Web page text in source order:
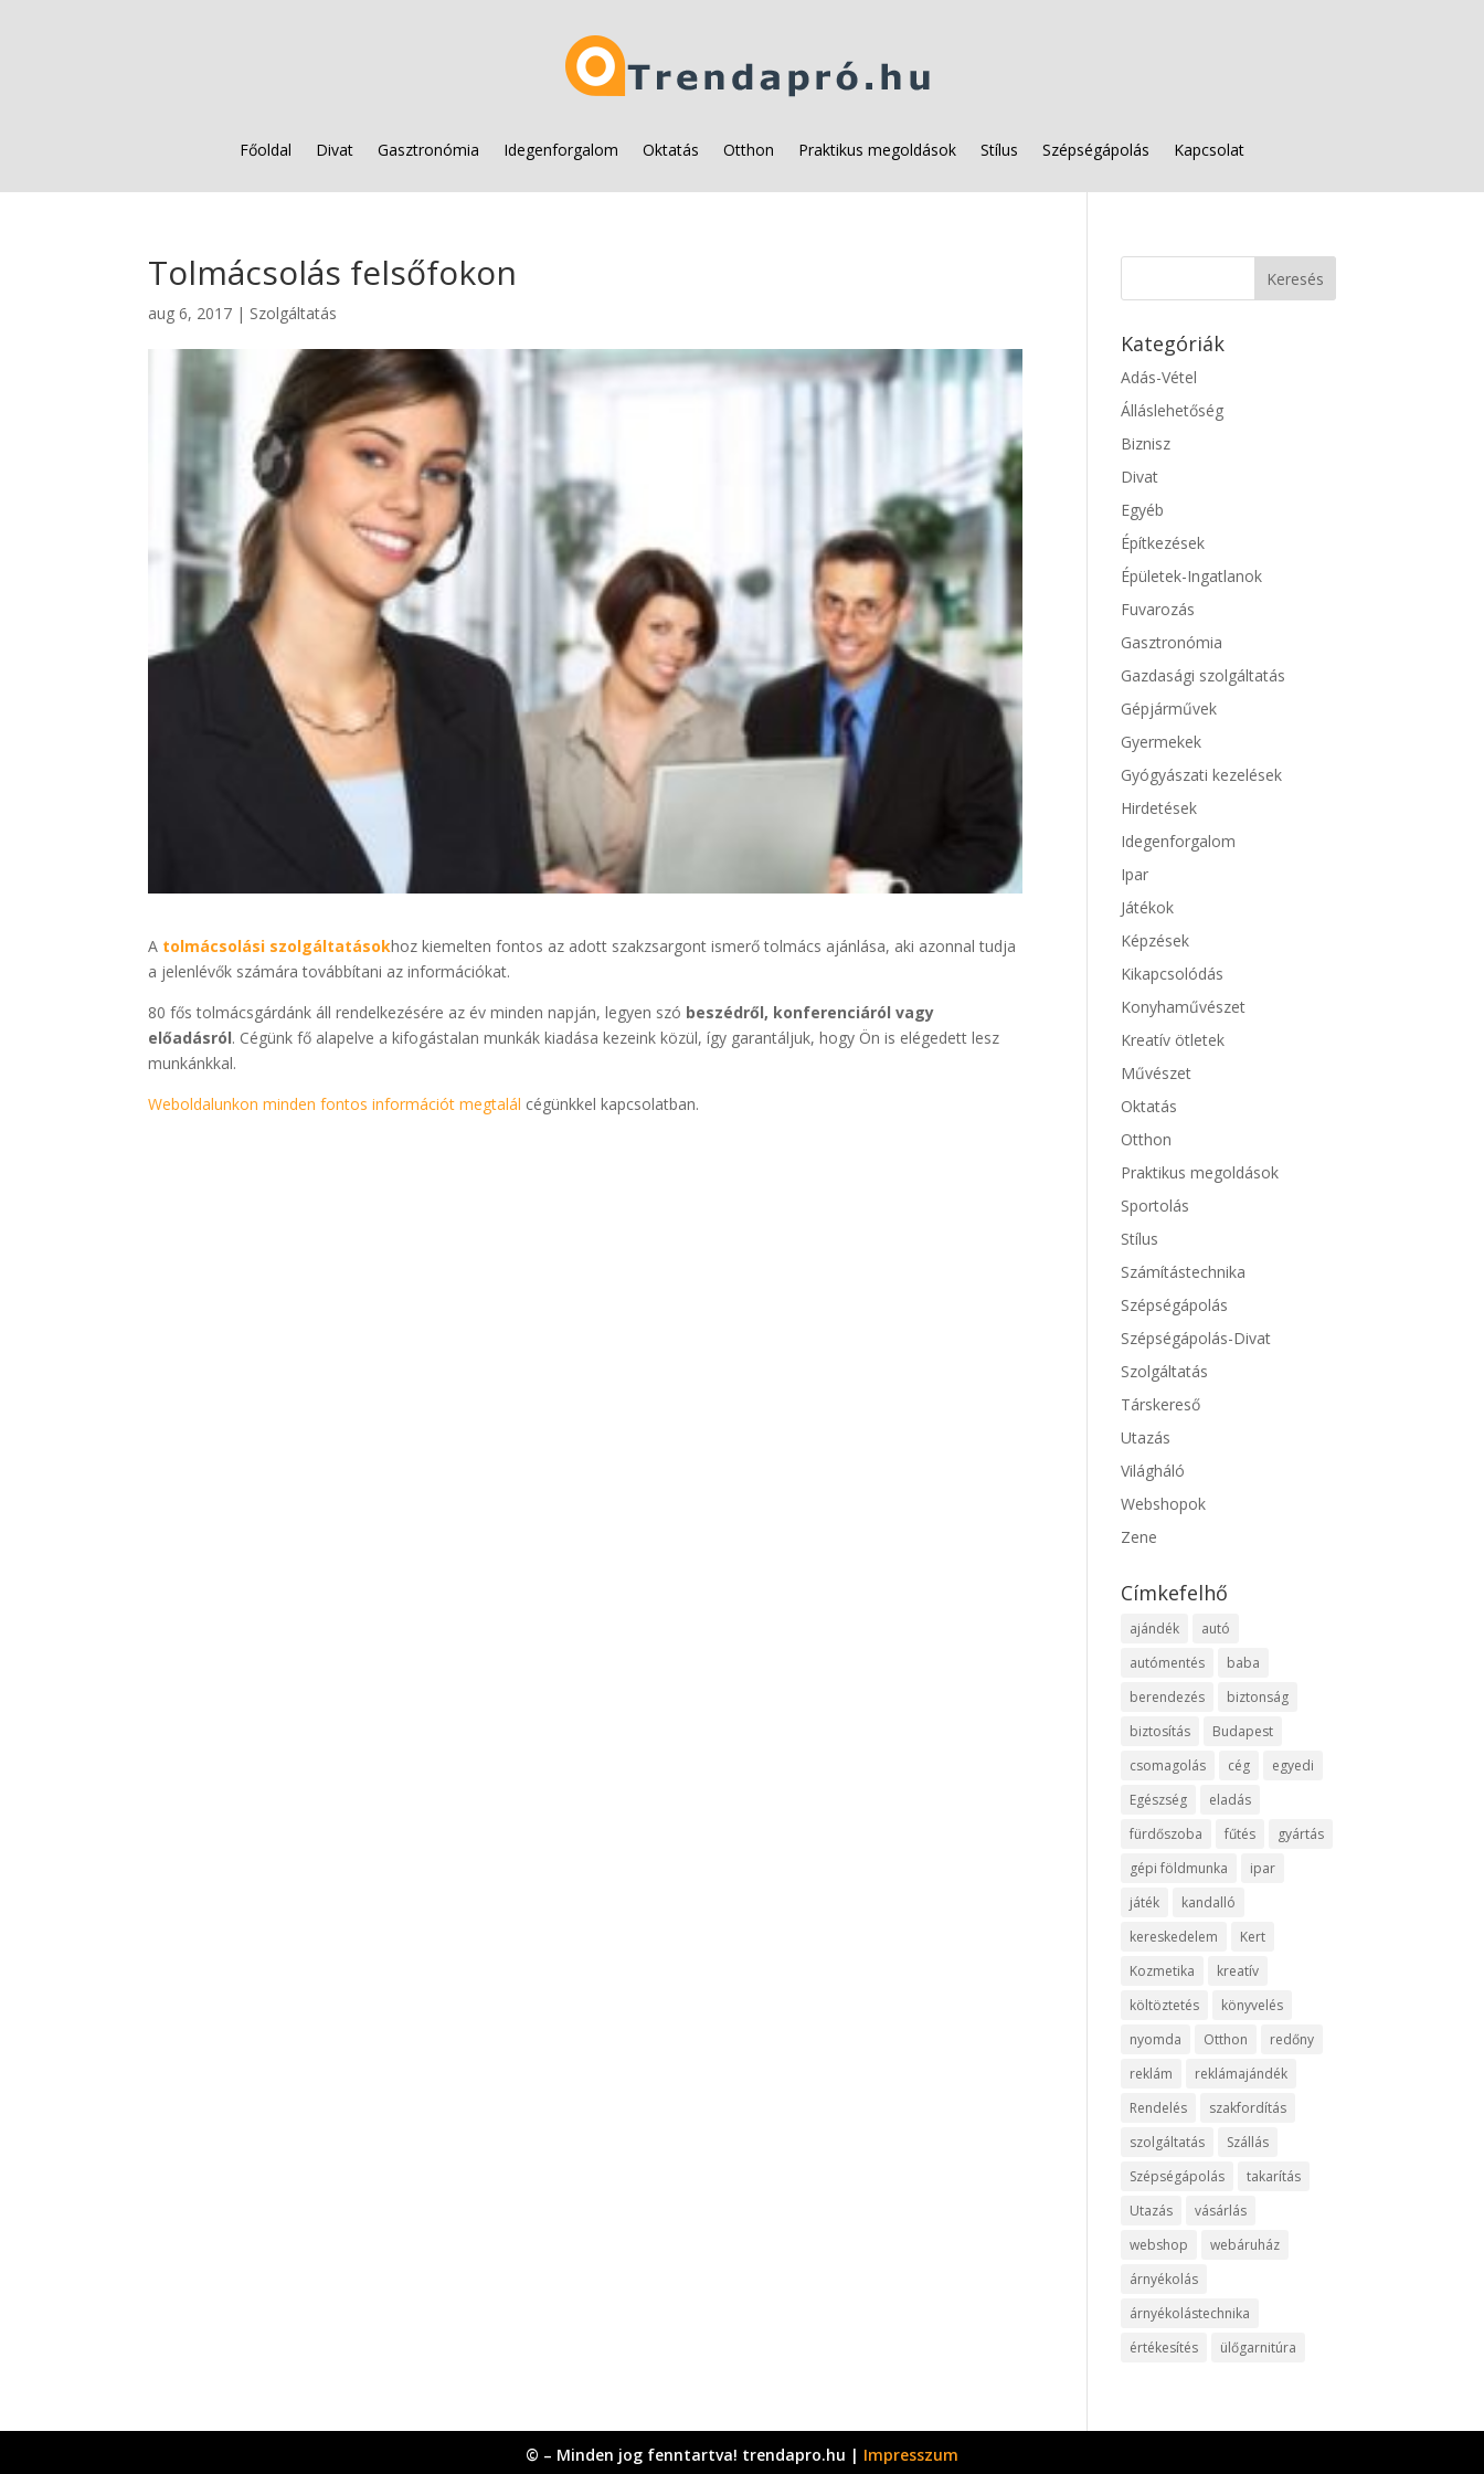
Főoldal Divat Gasztronómia Idegenforgalom Oktatás Otthon Praktikus megoldások Stílus Szépségápolás Kapcsolat
Tolmácsolás felsőfokon
aug 6, 2017 | Szolgáltatás
A tolmácsolási szolgáltatásokhoz kiemelten fontos az adott szakzsargont ismerő tolmács ajánlása, aki azonnal tudja
a jelenlévők számára továbbítani az információkat.
80 fős tolmácsgárdánk áll rendelkezésére az év minden napján, legyen szó beszédről, konferenciáról vagy
előadásról. Cégünk fő alapelve a kifogástalan munkák kiadása kezeink közül, így garantáljuk, hogy Ön is elégedett lesz
munkánkkal.
Weboldalunkon minden fontos információt megtalál cégünkkel kapcsolatban.
Kategóriák
Adás-Vétel
Álláslehetőség
Biznisz
Divat
Egyéb
Építkezések
Épületek-Ingatlanok
Fuvarozás
Gasztronómia
Gazdasági szolgáltatás
Gépjárművek
Gyermekek
Gyógyászati kezelések
Hirdetések
Idegenforgalom
Ipar
Játékok
Képzések
Kikapcsolódás
Konyhaművészet
Kreatív ötletek
Művészet
Oktatás
Otthon
Praktikus megoldások
Sportolás
Stílus
Számítástechnika
Szépségápolás
Szépségápolás-Divat
Szolgáltatás
Társkereső
Utazás
Világháló
Webshopok
Zene
Címkefelhő
ajándék
autó
autómentés
baba
berendezés
biztonság
biztosítás
Budapest
csomagolás
cég
egyedi
Egészség
eladás
fürdőszoba
fűtés
gyártás
gépi földmunka
ipar
játék
kandalló
kereskedelem
Kert
Kozmetika
kreatív
költöztetés
könyvelés
nyomda
Otthon
redőny
reklám
reklámajándék
Rendelés
szakfordítás
szolgáltatás
Szállás
Szépségápolás
takarítás
Utazás
vásárlás
webshop
webáruház
árnyékolás
árnyékolástechnika
értékesítés
ülőgarnitúra
© – Minden jog fenntartva! trendapro.hu | Impresszum